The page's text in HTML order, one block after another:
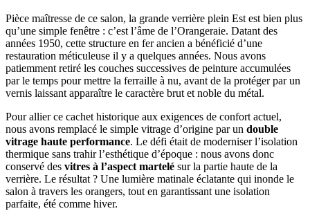
Pièce maîtresse de ce salon, la grande verrière plein Est est bien plus
qu’une simple fenêtre : c’est l’âme de l’Orangeraie. Datant des
années 1950, cette structure en fer ancien a bénéficié d’une
restauration méticuleuse il y a quelques années. Nous avons
patiemment retiré les couches successives de peinture accumulées
par le temps pour mettre la ferraille à nu, avant de la protéger par un
vernis laissant apparaître le caractère brut et noble du métal.
Pour allier ce cachet historique aux exigences de confort actuel,
nous avons remplacé le simple vitrage d’origine par un double
vitrage haute performance. Le défi était de moderniser l’isolation
thermique sans trahir l’esthétique d’époque : nous avons donc
conservé des vitres à l’aspect martelé sur la partie haute de la
verrière. Le résultat ? Une lumière matinale éclatante qui inonde le
salon à travers les orangers, tout en garantissant une isolation
parfaite, été comme hiver.